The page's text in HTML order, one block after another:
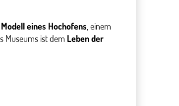
Modell eines Hochofens , einem
Museums ist dem Leben der